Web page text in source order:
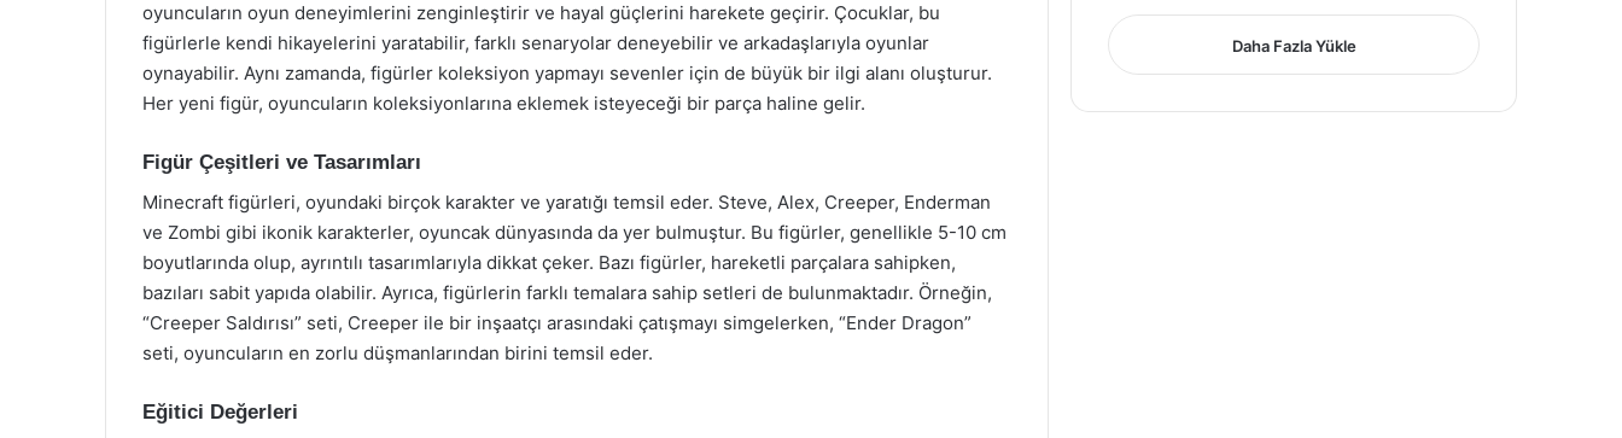
oyuncuların oyun deneyimlerini zenginleştirir ve hayal güçlerini harekete geçirir. Çocuklar, bu
figürlerle kendi hikayelerini yaratabilir, farklı senaryolar deneyebilir ve arkadaşlarıyla oyunlar
oynayabilir. Aynı zamanda, figürler koleksiyon yapmayı sevenler için de büyük bir ilgi alanı oluşturur.
Her yeni figür, oyuncuların koleksiyonlarına eklemek isteyeceği bir parça haline gelir.
Figür Çeşitleri ve Tasarımları
Minecraft figürleri, oyundaki birçok karakter ve yaratığı temsil eder. Steve, Alex, Creeper, Enderman
ve Zombi gibi ikonik karakterler, oyuncak dünyasında da yer bulmuştur. Bu figürler, genellikle 5-10 cm
boyutlarında olup, ayrıntılı tasarımlarıyla dikkat çeker. Bazı figürler, hareketli parçalara sahipken,
bazıları sabit yapıda olabilir. Ayrıca, figürlerin farklı temalara sahip setleri de bulunmaktadır. Örneğin,
“Creeper Saldırısı” seti, Creeper ile bir inşaatçı arasındaki çatışmayı simgelerken, “Ender Dragon”
seti, oyuncuların en zorlu düşmanlarından birini temsil eder.
Eğitici Değerleri
Daha Fazla Yükle